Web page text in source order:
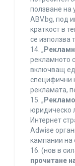
ползване на
ABV.bg, под
краткост в
се използва
14. „
рекламното
включващ
специфични
рекламата,
15. „
юридическо
Интернет
Adwise
кампании на
16. (нов в
прочитане